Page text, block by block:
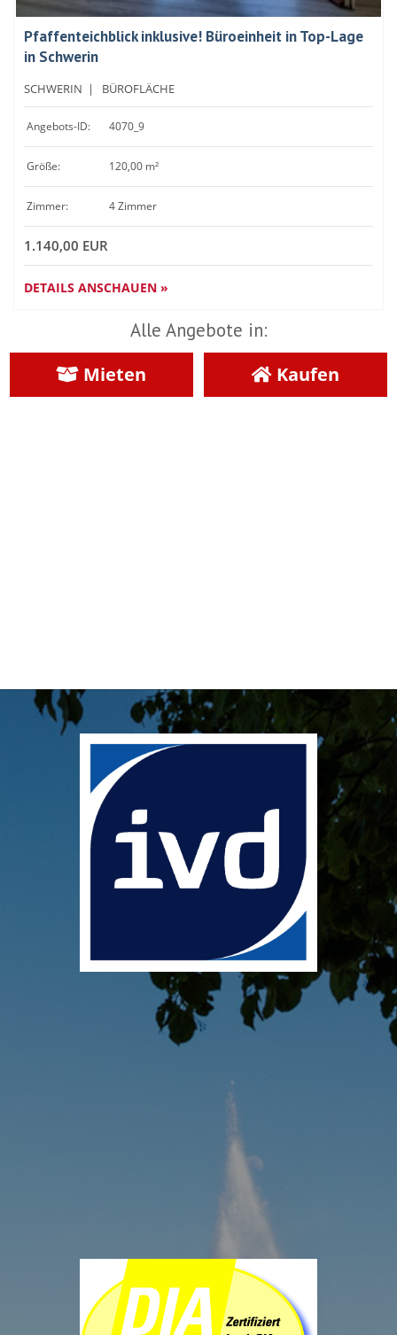
Pfaffenteichblick inklusive! Büroeinheit in Top-Lage
in Schwerin
SCHWERIN | BÜROFLÄCHE
Angebots-ID: 4070_9
Größe: 120,00 m²
Zimmer: 4 Zimmer
1.140,00 EUR
DETAILS ANSCHAUEN »
Alle Angebote in:
Mieten
Kaufen